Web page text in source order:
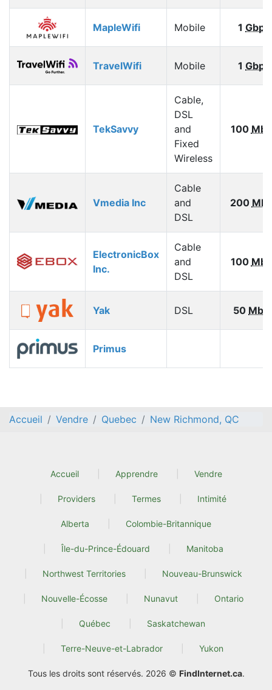
MapleWifi Mobile 1 Gbps
TravelWifi Mobile 1 Gbps
TekSavvy
Cable,
DSL
and
Fixed
Wireless
100
Vmedia Inc
Cable
and
DSL
200
ElectronicBox
Inc.
Cable
and
DSL
100
Yak DSL 50
Primus
Accueil Vendre Quebec New Richmond, QC
Accueil Apprendre Vendre
Providers Termes Intimité
Alberta Colombie-Britannique
Île-du-Prince-Édouard Manitoba
Northwest Territories Nouveau-Brunswick
Nouvelle-Écosse Nunavut Ontario
Québec Saskatchewan
Terre-Neuve-et-Labrador Yukon
Tous les droits sont réservés. 2026 © FindInternet.ca.